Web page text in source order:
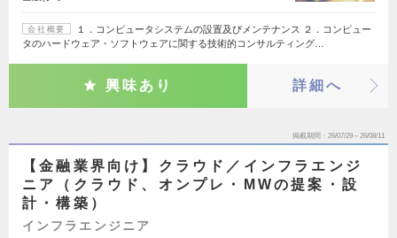
会社概要
１．コンピュータシステムの設置及びメンテナンス ２．コンピュー
タのハードウェア・ソフトウェアに関する技術的コンサルティング…
興味あり 詳細へ
掲載期間 26/07/29～26/08/11
【金融業界向け】クラウド／インフラエンジ
ニア（クラウド、オンプレ・MWの提案・設
計・構築）
インフラエンジニア